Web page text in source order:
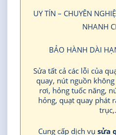
UY TÍN – CHUYÊN
NHANH
BẢO HÀNH DÀI
Sửa tất cả các lỗi của
quay, nút nguồn
rơi, hỏng tuốc năng,
hỏng, quạt quay phát
Cung cấp dịch vụ sửa